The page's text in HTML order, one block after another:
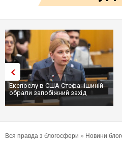
Експослу в США Стефанішиній
обрали запобіжний захід
Вся правда з блогосфери » Новини